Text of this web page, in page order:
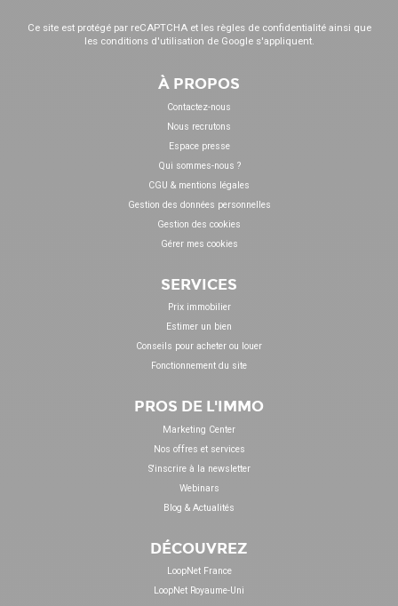
Ce site est protégé par reCAPTCHA et les règles de confidentialitéainsi que
les conditions d'utilisation de Google s'appliquent.
À PROPOS
Contactez-nous
Nous recrutons
Espace presse
Qui sommes-nous ?
CGU & mentions légales
Gestion des données personnelles
Gestion des cookies
Gérer mes cookies
SERVICES
Prix immobilier
Estimer un bien
Conseils pour acheter ou louer
Fonctionnement du site
PROS DE L'IMMO
Marketing Center
Nos offres et services
S'inscrire à la newsletter
Webinars
Blog & Actualités
DÉCOUVREZ
LoopNet France
LoopNet Royaume-Uni